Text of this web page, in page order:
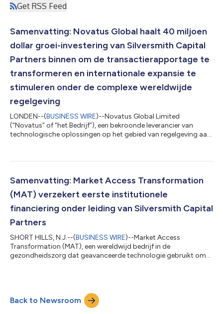
Get RSS Feed
Samenvatting: Novatus Global haalt 40 miljoen
dollar groei-investering van Silversmith Capital
Partners binnen om de transactierapportage te
transformeren en internationale expansie te
stimuleren onder de complexe wereldwijde
regelgeving
LONDEN--(BUSINESS WIRE)--Novatus Global Limited
(“Novatus” of “het Bedrijf”), een bekroonde leverancier van
technologische oplossingen op het gebied van regelgeving aan
heeft ontvangen van Silversmith Capital Partners, een in Boston
veteranen uit de sector in 2019, heeft Novatus zich gevestigd
als een betrouwbare partner voor veel...
Samenvatting: Market Access Transformation
(MAT) verzekert eerste institutionele
financiering onder leiding van Silversmith Capital
Partners
SHORT HILLS, N.J.--(BUSINESS WIRE)--Market Access
Transformation (MAT), een wereldwijd bedrijf in de
gezondheidszorg dat geavanceerde technologie gebruikt om
minderheidsinvestering van $ 30 miljoen aan van Silversmith
Capital Partners, een in Boston gevestigde groeibedrijf. De
investering is de eerste keer dat M...
Back to Newsroom